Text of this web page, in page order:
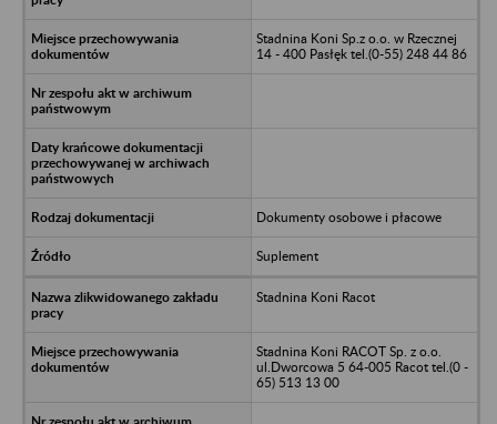
Stadnina Koni Sp.z o.o. w Rzecznej
14 - 400 Pasłęk tel.(0-55) 248 44 86
Dokumenty osobowe i płacowe
Suplement
Stadnina Koni Racot
Stadnina Koni RACOT Sp. z o.o.
ul.Dworcowa 5 64-005 Racot tel.(0 -
65) 513 13 00